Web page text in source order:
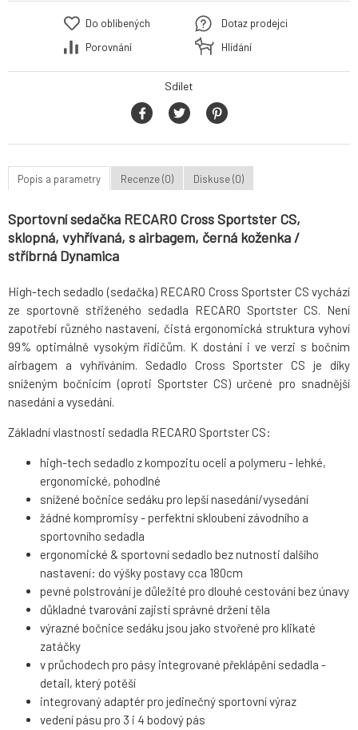
Do oblíbených
Porovnání
Dotaz prodejci
Hlídání
Sdílet
Popis a parametry Recenze (0) Diskuse (0)
Sportovní sedačka RECARO Cross Sportster CS,
sklopná, vyhřívaná, s airbagem, černá koženka /
stříbrná Dynamica
High-tech sedadlo (sedačka) RECARO Cross Sportster CS vychází
ze sportovně střiženého sedadla RECARO Sportster CS. Není
zapotřebí různého nastavení, čistá ergonomická struktura vyhoví
99% optimálně vysokým řidičům. K dostání i ve verzi s bočním
airbagem a vyhříváním. Sedadlo Cross Sportster CS je díky
sníženým bočnicím (oproti Sportster CS) určené pro snadnější
nasedání a vysedání.
Základní vlastnosti sedadla RECARO Sportster CS:
high-tech sedadlo z kompozitu oceli a polymeru - lehké,
ergonomické, pohodlné
snížené bočnice sedáku pro lepší nasedání/vysedání
žádné kompromisy - perfektní skloubení závodního a
sportovního sedadla
ergonomické & sportovní sedadlo bez nutnosti dalšího
nastavení: do výšky postavy cca 180cm
pevné polstrování je důležité pro dlouhé cestování bez únavy
důkladné tvarování zajistí správné držení těla
výrazné bočnice sedáku jsou jako stvořené pro klikaté
zatáčky
v průchodech pro pásy integrované překlápění sedadla -
detail, který potěší
integrovaný adaptér pro jedinečný sportovní výraz
vedení pásu pro 3 i 4 bodový pás